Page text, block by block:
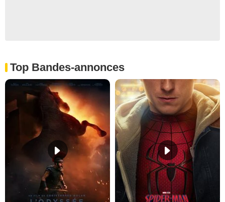
Top Bandes-annonces